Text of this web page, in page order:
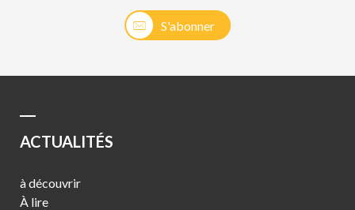
S'abonner
ACTUALITÉS
à découvrir
À lire